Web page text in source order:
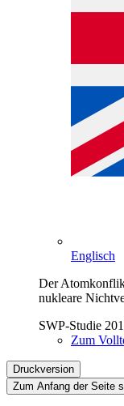
Englisch
Der
nukleare
SWP-Studie
Zum
Druckversion
Zum Anfang der Seite